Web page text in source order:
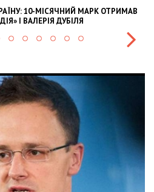
HOW UKRAINIAN BUSINESSES CAN
INVESTMENTS AND HEDGE RISKS